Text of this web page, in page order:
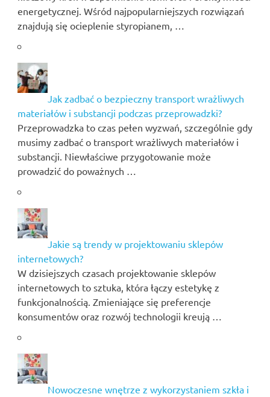
energetycznej. Wśród najpopularniejszych rozwiązań
znajdują się ocieplenie styropianem, …
Jak zadbać o bezpieczny transport wrażliwych
materiałów i substancji podczas przeprowadzki?
Przeprowadzka to czas pełen wyzwań, szczególnie gdy
musimy zadbać o transport wrażliwych materiałów i
substancji. Niewłaściwe przygotowanie może
prowadzić do poważnych …
Jakie są trendy w projektowaniu sklepów
internetowych?
W dzisiejszych czasach projektowanie sklepów
internetowych to sztuka, która łączy estetykę z
funkcjonalnością. Zmieniające się preferencje
konsumentów oraz rozwój technologii kreują …
Nowoczesne wnętrze z wykorzystaniem szkła i